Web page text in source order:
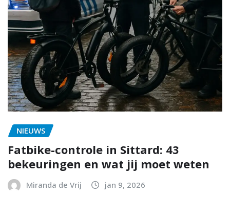
NIEUWS
Fatbike-controle in Sittard: 43
bekeuringen en wat jij moet weten
Miranda de Vrij jan 9, 2026